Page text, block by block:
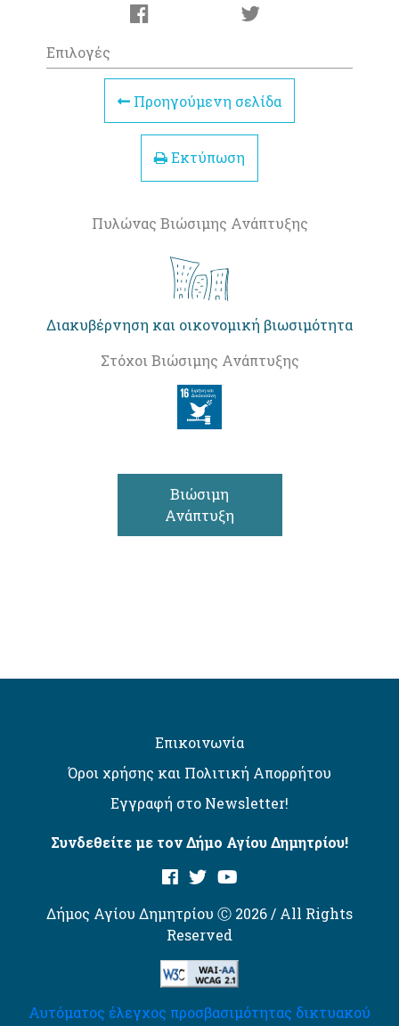
Επιλογές
Προηγούμενη σελίδα
Εκτύπωση
Πυλώνας Βιώσιμης Ανάπτυξης
Διακυβέρνηση και οικονομική βιωσιμότητα
Στόχοι Βιώσιμης Ανάπτυξης
Βιώσιμη
Ανάπτυξη
Επικοινωνία
Όροι χρήσης και Πολιτική Απορρήτου
Εγγραφή στο Newsletter!
Συνδεθείτε με τον Δήμο Αγίου Δημητρίου!
Δήμος Αγίου Δημητρίου Ⓒ 2026 / All Rights
Reserved
Αυτόματος έλεγχος προσβασιμότητας δικτυακού